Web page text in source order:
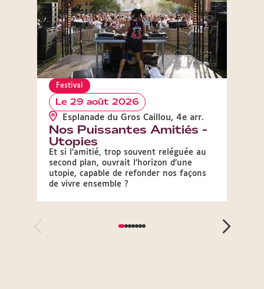
Festival
Le 29 août 2026
Esplanade du Gros Caillou, 4e arr.
Nos Puissantes Amitiés -
Utopies
Et si l’amitié, trop souvent reléguée au
second plan, ouvrait l’horizon d’une
utopie, capable de refonder nos façons
de vivre ensemble ?